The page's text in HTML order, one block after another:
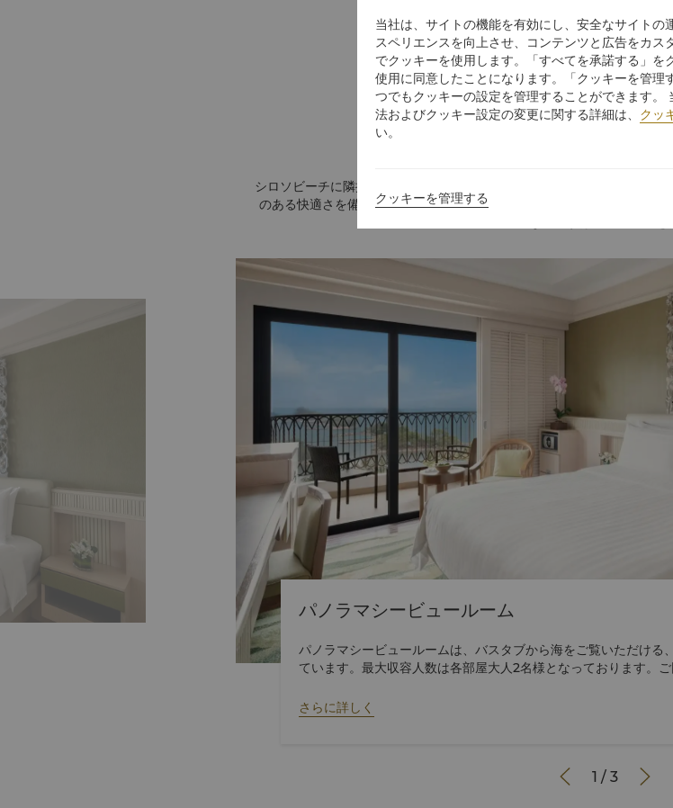
シロソビーチに隣接し、南シナ海を望むシャングリ・ラ ラサセントーサ
のある快適さを備えた、454室の洗練されたゲストルームとスイートを
パノラマシービュールーム
パノラマシービュールームは、バスタブから海をご覧いただける
ています。最大収容人数は各部屋大人2名様となっております。
さらに詳しく
 1 /3 
当社は、サイトの機能を有効にし、安全なサイトの
スペリエンスを向上させ、コンテンツと広告をカス
でクッキーを使用します。「すべてを承諾する」を
使用に同意したことになります。「クッキーを管理
つでもクッキーの設定を管理することができます。
法およびクッキー設定の変更に関する詳細は、 クッ
い。
クッキーを管理する